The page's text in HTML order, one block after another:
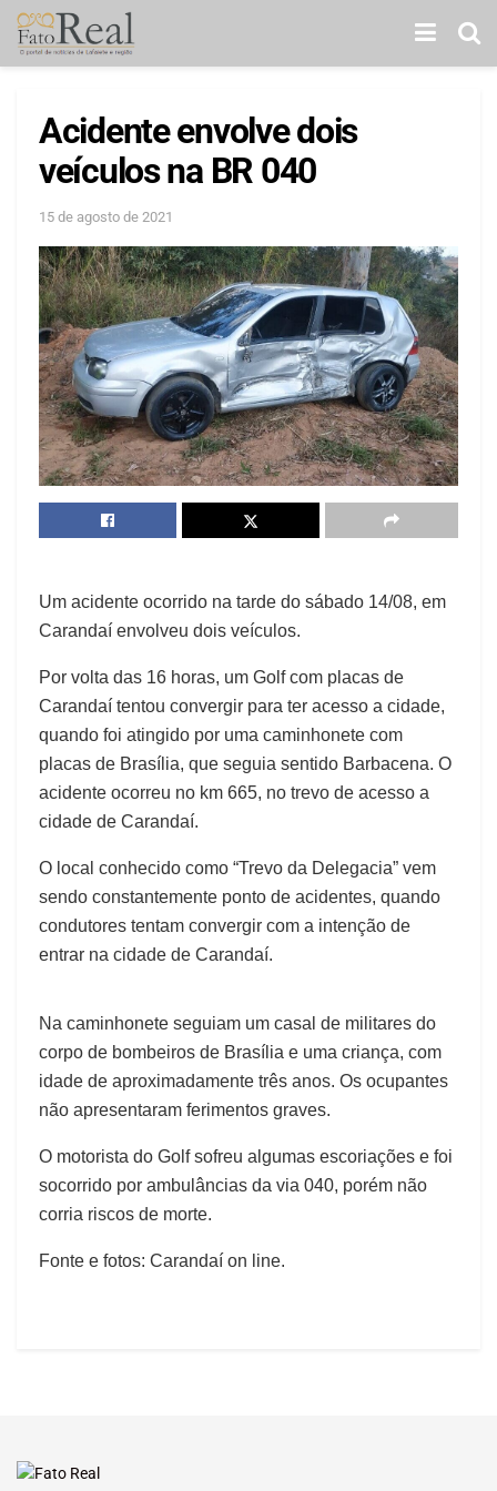
Acidente envolve dois
veículos na BR 040
15 de agosto de 2021
Um acidente ocorrido na tarde do sábado 14/08, em
Carandaí envolveu dois veículos.
Por volta das 16 horas, um Golf com placas de
Carandaí tentou convergir para ter acesso a cidade,
quando foi atingido por uma caminhonete com
placas de Brasília, que seguia sentido Barbacena. O
acidente ocorreu no km 665, no trevo de acesso a
cidade de Carandaí.
O local conhecido como “Trevo da Delegacia” vem
sendo constantemente ponto de acidentes, quando
condutores tentam convergir com a intenção de
entrar na cidade de Carandaí.
Na caminhonete seguiam um casal de militares do
corpo de bombeiros de Brasília e uma criança, com
idade de aproximadamente três anos. Os ocupantes
não apresentaram ferimentos graves.
O motorista do Golf sofreu algumas escoriações e foi
socorrido por ambulâncias da via 040, porém não
corria riscos de morte.
Fonte e fotos: Carandaí on line.